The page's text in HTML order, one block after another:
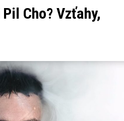
Cho? Vzťahy,